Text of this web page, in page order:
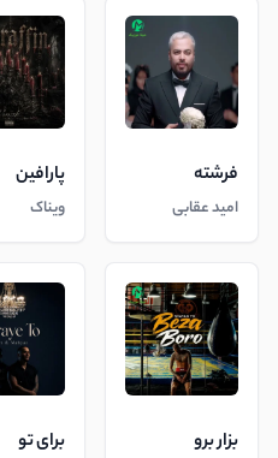
فرشته
امید عقابی
پارافین
ویناک
بزار برو برای تو